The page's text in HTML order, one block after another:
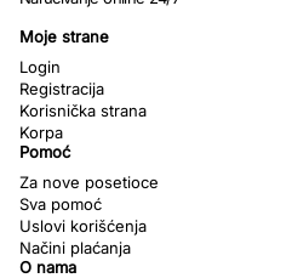
Moje strane
Login
Registracija
Korisnička strana
Korpa
Pomoć
Za nove posetioce
Sva pomoć
Uslovi korišćenja
Načini plaćanja
O nama